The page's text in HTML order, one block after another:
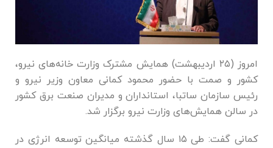
امروز (۲۵ اردیبهشت) همایش مشترک وزارت خانه‌های نیرو،
کشور و صمت با حضور محمود کمانی معاون وزیر نیرو و
رئیس سازمان ساتبا، استانداران و مدیران صنعت برق کشور
در سالن همایش‌های وزارت نیرو برگزار شد.
کمانی گفت: طی ۱۵ سال گذشته میانگین توسعه انرژی در